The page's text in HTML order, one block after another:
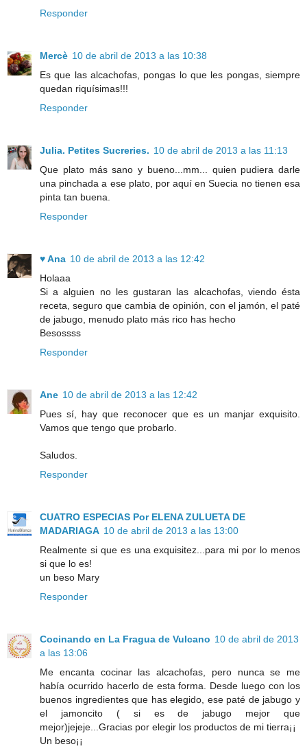
Responder
Mercè 10 de abril de 2013 a las 10:38
Es que las alcachofas, pongas lo que les pongas, siempre
quedan riquísimas!!!
Responder
Julia. Petites Sucreries. 10 de abril de 2013 a las 11:13
Que plato más sano y bueno...mm... quien pudiera darle
una pinchada a ese plato, por aquí en Suecia no tienen esa
pinta tan buena.
Responder
♥ Ana 10 de abril de 2013 a las 12:42
Holaaa
Si a alguien no les gustaran las alcachofas, viendo ésta
receta, seguro que cambia de opinión, con el jamón, el paté
de jabugo, menudo plato más rico has hecho
Besossss
Responder
Ane 10 de abril de 2013 a las 12:42
Pues sí, hay que reconocer que es un manjar exquisito.
Vamos que tengo que probarlo.
Saludos.
Responder
CUATRO ESPECIAS Por ELENA ZULUETA DE
MADARIAGA 10 de abril de 2013 a las 13:00
Realmente si que es una exquisitez...para mi por lo menos
si que lo es!
un beso Mary
Responder
Cocinando en La Fragua de Vulcano 10 de abril de 2013
a las 13:06
Me encanta cocinar las alcachofas, pero nunca se me
había ocurrido hacerlo de esta forma. Desde luego con los
buenos ingredientes que has elegido, ese paté de jabugo y
el jamoncito ( si es de jabugo mejor que
mejor)jejeje...Gracias por elegir los productos de mi tierra¡¡
Un beso¡¡